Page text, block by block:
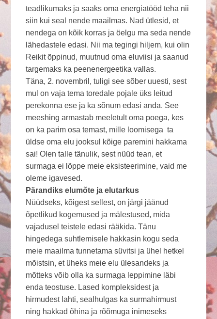
teadlikumaks ja saaks oma energiatööd teha nii
siin kui seal nende maailmas. Nad ütlesid, et
nendega on kõik korras ja öelgu ma seda nende
lähedastele edasi. Nii ma tegingi hiljem, kui olin
Reikit õppinud, muutnud oma eluviisi ja saanud
targemaks ka peenenergeetika vallas.
Täna, 2. novembril, tuligi see sõber uuesti, sest
mul on vaja tema toredale pojale üks leitud
perekonna ese ja ka sõnum edasi anda. See
meeshing armastab meeletult oma poega, kes
on ka parim osa temast, mille loomisega ta
üldse oma elu jooksul kõige paremini hakkama
sai! Olen talle tänulik, sest nüüd tean, et
surmaga ei lõppe meie eksisteerimine, vaid me
oleme igavesed.
Pärandiks elumõte ja elutarkus
Nüüdseks, kõigest sellest, on järgi jäänud
õpetlikud kogemused ja mälestused, mida
vajadusel teistele edasi rääkida. Tänu
hingedega suhtlemisele hakkasin kogu seda
meie maailma tunnetama süvitsi ja ühel hetkel
mõistsin, et üheks meie elu ülesandeks ja
mõtteks võib olla ka surmaga leppimine läbi
enda teostuse. Lased kompleksidest ja
hirmudest lahti, sealhulgas ka surmahirmust
ning hakkad õhina ja rõõmuga inimeseks